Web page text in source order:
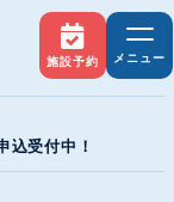
施設予約 メニュー
受付中！